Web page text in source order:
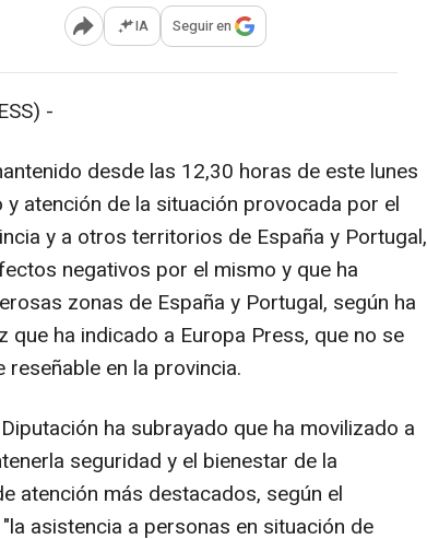
Abrir opciones para compartir
IA Seguir en
-
desde las 12,30 horas de este lunes
atención de la situación provocada por el
y a otros territorios de España y Portugal,
negativos por el mismo y que ha
zonas de España y Portugal, según ha
que ha indicado a Europa Press, que no se
en la provincia.
ha subrayado que ha movilizado a
seguridad y el bienestar de la
atención más destacados, según el
asistencia a personas en situación de